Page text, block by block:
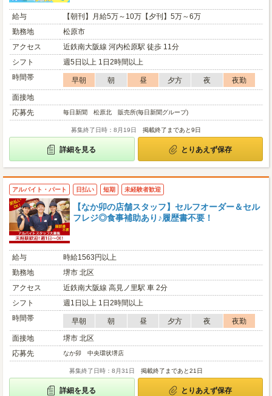
給与
【朝刊】月給5万～10万【夕刊】5万～6万
勤務地
松原市
アクセス
近鉄南大阪線 河内松原駅 徒歩 11分
シフト
週5日以上 1日2時間以上
時間帯
早朝 朝 昼 夕方 夜
夜勤
面接地
応募先
毎日新聞 松原北 販売所(毎日新聞グループ)
募集終了日時：8月19日 掲載終了まであと9日
詳細を見る とりあえず保存
アルバイト・パート 日払い 短期 未経験者歓迎
【なか卯の店舗スタッフ】セルフオーダー＆セル
フレジ◎食事補助あり♪履歴書不要！
給与
時給1563円以上
勤務地
堺市 北区
アクセス
近鉄南大阪線 高見ノ里駅 車 2分
シフト
週1日以上 1日2時間以上
時間帯
早朝 朝 昼 夕方 夜
夜勤
面接地
堺市 北区
応募先
なか卯 中央環状堺店
募集終了日時：8月31日 掲載終了まであと21日
詳細を見る とりあえず保存